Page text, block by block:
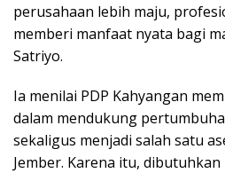
perusahaan lebih maju,
memberi manfaat nyata bagi
Satriyo.
Ia menilai PDP Kahyangan
dalam mendukung
sekaligus menjadi salah satu
Jember. Karena itu,